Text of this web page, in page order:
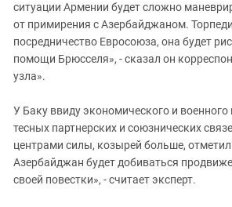
ситуации Армении будет сложно
от примирения с Азербайджаном.
посредничество Евросоюза, она будет
помощи Брюсселя», - сказал он
узла».
У Баку ввиду экономического и
тесных партнерских и союзнических
центрами силы, козырей больше,
Азербайджан будет добиваться
своей повестки», - считает эксперт.